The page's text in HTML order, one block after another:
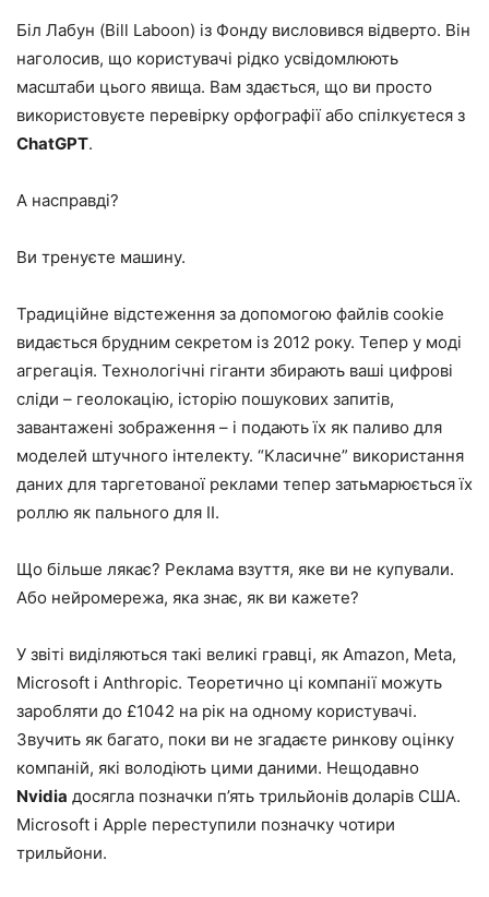
Біл Лабун (Bill Laboon) із Фонду висловився відверто. Він
наголосив, що користувачі рідко усвідомлюють
масштаби цього явища. Вам здається, що ви просто
використовуєте перевірку орфографії або спілкуєтеся з
ChatGPT.
А насправді?
Ви тренуєте машину.
Традиційне відстеження за допомогою файлів cookie
видається брудним секретом із 2012 року. Тепер у моді
агрегація. Технологічні гіганти збирають ваші цифрові
сліди – геолокацію, історію пошукових запитів,
завантажені зображення – і подають їх як паливо для
моделей штучного інтелекту. “Класичне” використання
даних для таргетованої реклами тепер затьмарюється їх
роллю як пального для ІІ.
Що більше лякає? Реклама взуття, яке ви не купували.
Або нейромережа, яка знає, як ви кажете?
У звіті виділяються такі великі гравці, як Amazon, Meta,
Microsoft і Anthropic. Теоретично ці компанії можуть
заробляти до £1042 на рік на одному користувачі.
Звучить як багато, поки ви не згадаєте ринкову оцінку
компаній, які володіють цими даними. Нещодавно
Nvidia досягла позначки п’ять трильйонів доларів США.
Microsoft і Apple переступили позначку чотири
трильйони.